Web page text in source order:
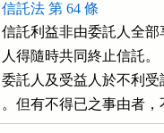
信託法 第 64 條
信託利益非由委託人全
人得隨時共同終止信託。
委託人及受益人於不利
。但有不得已之事由者，